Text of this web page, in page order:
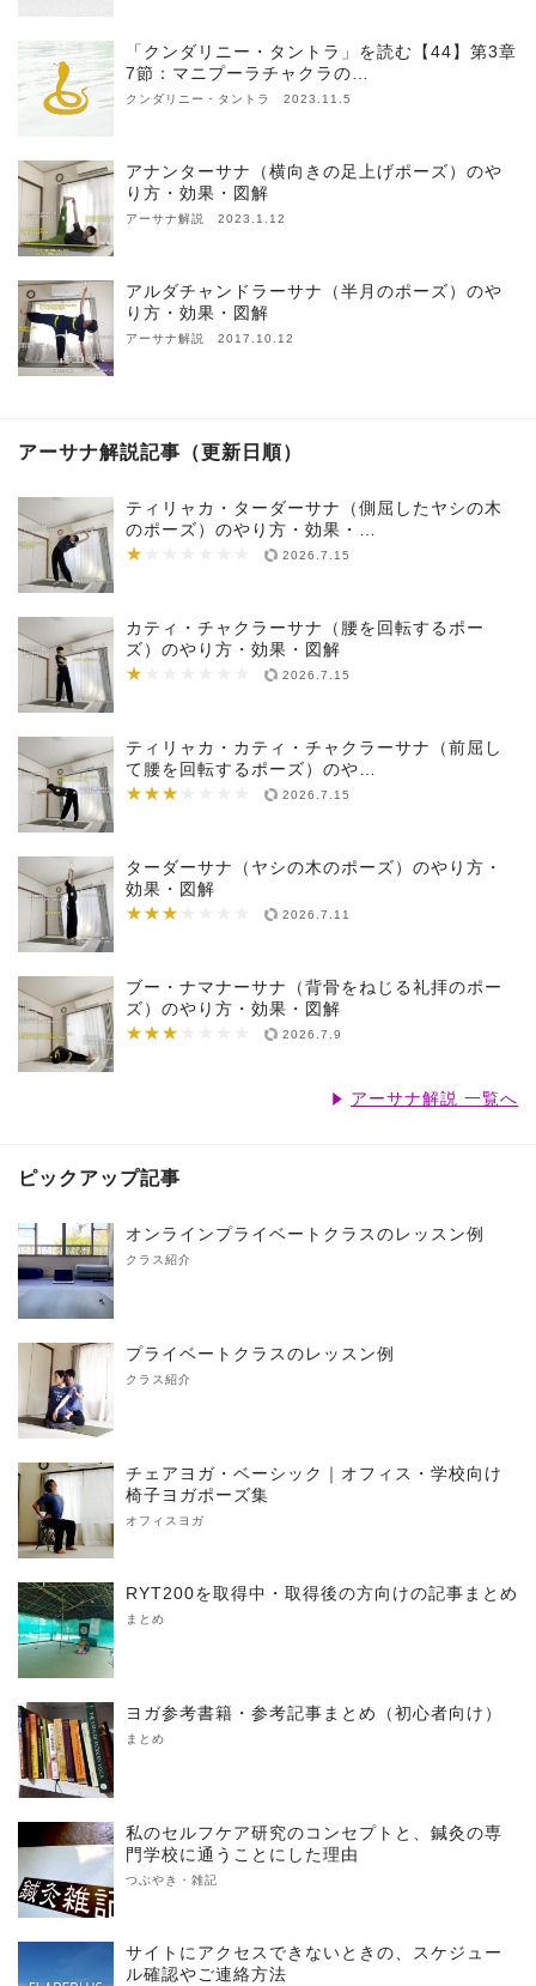
「クンダリニー・タントラ」を読む【44】第3章
7節：マニプーラチャクラの…
クンダリニー・タントラ 2023.11.5
アナンターサナ（横向きの足上げポーズ）のや
り方・効果・図解
アーサナ解説 2023.1.12
アルダチャンドラーサナ（半月のポーズ）のや
り方・効果・図解
アーサナ解説 2017.10.12
アーサナ解説記事（更新日順）
ティリャカ・ターダーサナ（側屈したヤシの木
のポーズ）のやり方・効果・…
★
★★★★★★★ 2026.7.15
カティ・チャクラーサナ（腰を回転するポー
ズ）のやり方・効果・図解
★
★★★★★★★ 2026.7.15
ティリャカ・カティ・チャクラーサナ（前屈し
て腰を回転するポーズ）のや…
★★★
★★★★★★★ 2026.7.15
ターダーサナ（ヤシの木のポーズ）のやり方・
効果・図解
★★★
★★★★★★★ 2026.7.11
ブー・ナマナーサナ（背骨をねじる礼拝のポー
ズ）のやり方・効果・図解
★★★
★★★★★★★ 2026.7.9
アーサナ解説 一覧へ
ピックアップ記事
オンラインプライベートクラスのレッスン例
クラス紹介
プライベートクラスのレッスン例
クラス紹介
チェアヨガ・ベーシック｜オフィス・学校向け
椅子ヨガポーズ集
オフィスヨガ
RYT200を取得中・取得後の方向けの記事まとめ
まとめ
ヨガ参考書籍・参考記事まとめ（初心者向け）
まとめ
私のセルフケア研究のコンセプトと、鍼灸の専
門学校に通うことにした理由
つぶやき・雑記
サイトにアクセスできないときの、スケジュー
ル確認やご連絡方法